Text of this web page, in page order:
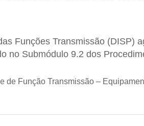
Funções Transmissão (DISP)
no Submódulo 9.2 dos
de Função Transmissão –